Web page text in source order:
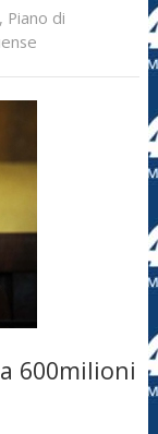
, Piano di
600milioni